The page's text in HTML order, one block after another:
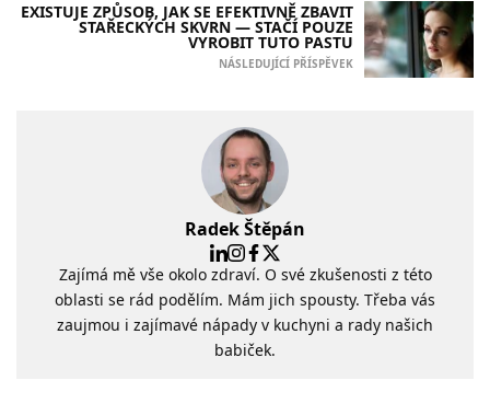
EXISTUJE ZPŮSOB, JAK SE EFEKTIVNĚ ZBAVIT
STAŘECKÝCH SKVRN — STAČÍ POUZE
VYROBIT TUTO PASTU
NÁSLEDUJÍCÍ PŘÍSPĚVEK
Radek Štěpán
Zajímá mě vše okolo zdraví. O své zkušenosti z této
oblasti se rád podělím. Mám jich spousty. Třeba vás
zaujmou i zajímavé nápady v kuchyni a rady našich
babiček.